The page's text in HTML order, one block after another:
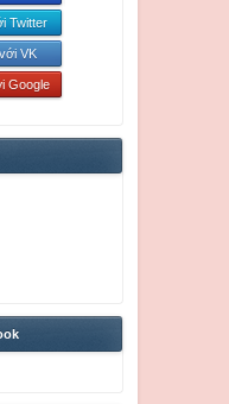
Twitter
VK
Google